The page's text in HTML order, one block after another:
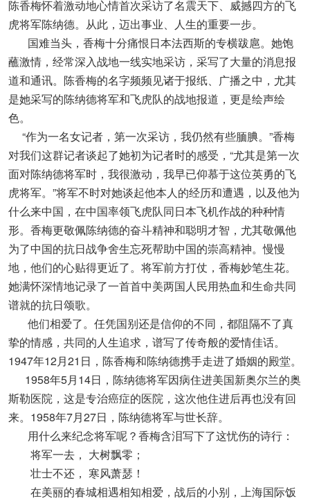
陈香梅怀着激动地心情首次采访了名震天下、威撼四方的飞
虎将军陈纳德。从此，迈出事业、人生的重要一步。
国难当头，香梅十分痛恨日本法西斯的专横跋扈。她饱
蘸激情，经常深入战地一线实地采访，采写了大量的消息报
道和通讯。陈香梅的名字频频见诸于报纸、广播之中，尤其
是她采写的陈纳德将军和飞虎队的战地报道，更是绘声绘
色。
“作为一名女记者，第一次采访，我仍然有些腼腆。”香梅
对我们这群记者谈起了她初为记者时的感受，“尤其是第一次
面对陈纳德将军时，我很激动，我早已仰慕于这位英勇的飞
虎将军。”将军不时对她谈起他本人的经历和遭遇，以及他为
什么来中国，在中国率领飞虎队同日本飞机作战的种种情
形。香梅更敬佩陈纳德的奋斗精神和聪明才智，尤其敬佩他
为了中国的抗日战争舍生忘死帮助中国的崇高精神。慢慢
地，他们的心贴得更近了。将军前方打仗，香梅妙笔生花。
她满怀深情地记录了一首首中美两国人民用热血和生命共同
谱就的抗日颂歌。
他们相爱了。任凭国别还是信仰的不同，都阻隔不了真
挚的情感，共同的人生追求，谱写了传奇般的爱情佳话。
1947年12月21日，陈香梅和陈纳德携手走进了婚姻的殿堂。
1958年5月14日，陈纳德将军因病住进美国新奥尔兰的奥
斯勒医院，这是专治癌症的医院，这次他住进后再也没有回
来。1958年7月27日，陈纳德将军与世长辞。
用什么来纪念将军呢？香梅含泪写下了这忧伤的诗行：
将军一去， 大树飘零；
壮士不还， 寒风萧瑟！
在美丽的春城相遇相知相爱，战后的小别，上海国际饭